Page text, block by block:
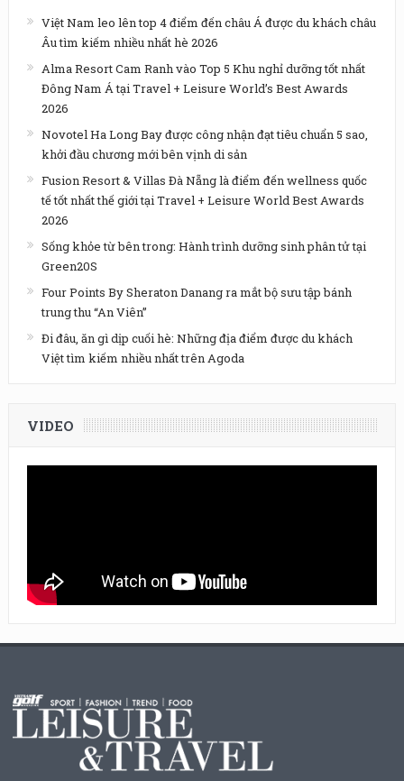
Việt Nam leo lên top 4 điểm đến châu Á được du khách châu
Âu tìm kiếm nhiều nhất hè 2026
Alma Resort Cam Ranh vào Top 5 Khu nghỉ dưỡng tốt nhất
Đông Nam Á tại Travel + Leisure World’s Best Awards
2026
Novotel Ha Long Bay được công nhận đạt tiêu chuẩn 5 sao,
khởi đầu chương mới bên vịnh di sản
Fusion Resort & Villas Đà Nẵng là điểm đến wellness quốc
tế tốt nhất thế giới tại Travel + Leisure World Best Awards
2026
Sống khỏe từ bên trong: Hành trình dưỡng sinh phân tử tại
Green20S
Four Points By Sheraton Danang ra mắt bộ sưu tập bánh
trung thu “An Viên”
Đi đâu, ăn gì dịp cuối hè: Những địa điểm được du khách
Việt tìm kiếm nhiều nhất trên Agoda
VIDEO